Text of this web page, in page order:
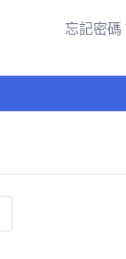
忘記密碼